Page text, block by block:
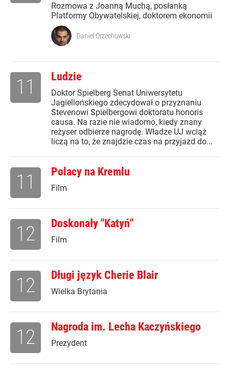
Rozmowa z Joanną Muchą, posłanką
Platformy Obywatelskiej, doktorem ekonomii
Daniel Orzechowski
Ludzie
Doktor Spielberg Senat Uniwersytetu
Jagiellońskiego zdecydował o przyznaniu
Stevenowi Spielbergowi doktoratu honoris
causa. Na razie nie wiadomo, kiedy znany
reżyser odbierze nagrodę. Władze UJ wciąż
liczą na to, że znajdzie czas na przyjazd do...
11
Polacy na Kremlu
Film
11
Doskonały "Katyń"
Film
12
Długi język Cherie Blair
Wielka Brytania
12
Nagroda im. Lecha Kaczyńskiego
Prezydent
12